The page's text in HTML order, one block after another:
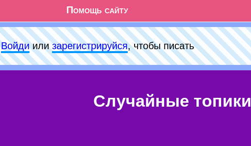
Помощь сайту
Войдиилизарeгиcтpируйся, чтобы писать
Случайные топики